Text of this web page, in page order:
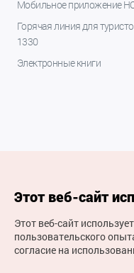
Мобильное приложение
Горячая линия для
1330
Электронные книги
(с) Национальная
Этот веб-сайт
Этот веб-сайт
пользовательского
согласие на